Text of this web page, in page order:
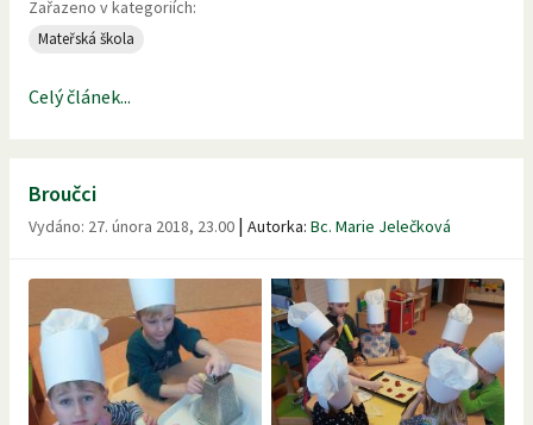
Zařazeno v kategoriích:
Mateřská škola
Celý článek...
Broučci
Vydáno: 27. února 2018, 23.00 | Autorka: Bc. Marie Jelečková